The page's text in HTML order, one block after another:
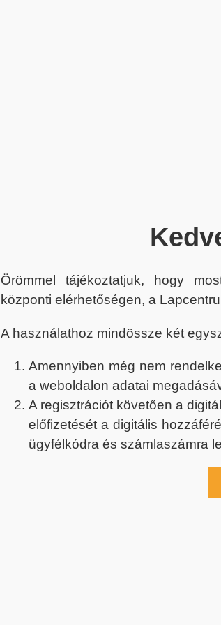
Örömmel tájékoztatjuk, hogy
központi elérhetőségen, a
A használathoz mindössze két
Amennyiben még nem
a weboldalon adatai
A regisztrációt követően a
előfizetését a digitális
ügyfélkódra és számlaszámra